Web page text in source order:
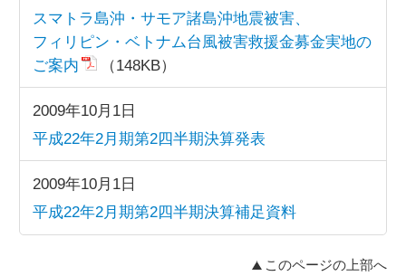
スマトラ島沖・サモア諸島沖地震被害、
フィリピン・ベトナム台風被害救援金募金実地の
ご案内
（148KB）
2009年10月1日
平成22年2月期第2四半期決算発表
2009年10月1日
平成22年2月期第2四半期決算補足資料
このページの上部へ